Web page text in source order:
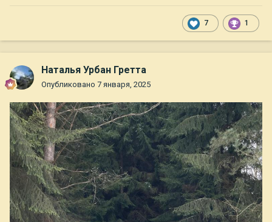
7 1
Наталья Урбан Гретта
Опубликовано 7 января, 2025